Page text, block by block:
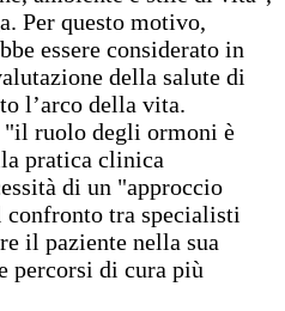
Per questo motivo,
essere considerato in
della salute di
l’arco della vita.
"il ruolo degli ormoni è
pratica clinica
di un "approccio
tra specialisti
il paziente nella sua
percorsi di cura più